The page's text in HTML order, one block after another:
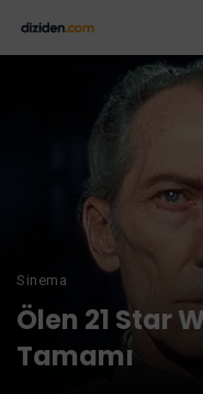
Sinema
Ölen 21 Star
Tamamı